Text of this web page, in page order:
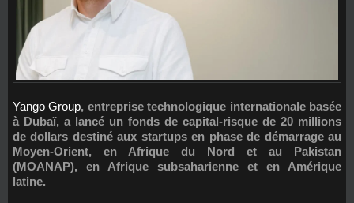
Yango Group, entreprise technologique internationale basée
à Dubaï, a lancé un fonds de capital-risque de 20 millions
de dollars destiné aux startups en phase de démarrage au
Moyen-Orient, en Afrique du Nord et au Pakistan
(MOANAP), en Afrique subsaharienne et en Amérique
latine.